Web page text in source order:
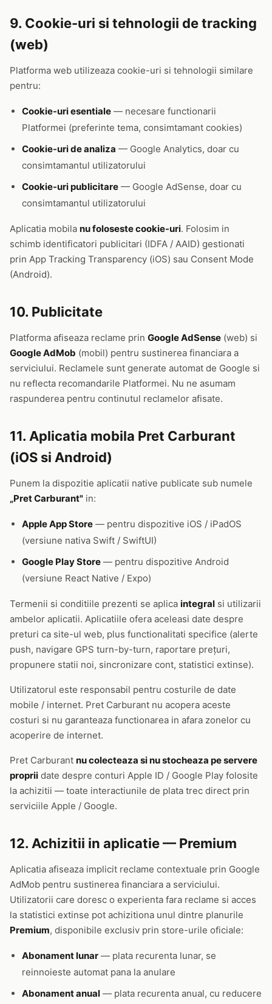
9. Cookie-uri si tehnologii de tracking
(web)
Platforma web utilizeaza cookie-uri si tehnologii similare
pentru:
Cookie-uri esentiale — necesare functionarii
Platformei (preferinte tema, consimtamant cookies)
Cookie-uri de analiza — Google Analytics, doar cu
consimtamantul utilizatorului
Cookie-uri publicitare — Google AdSense, doar cu
consimtamantul utilizatorului
Aplicatia mobila nu foloseste cookie-uri. Folosim in
schimb identificatori publicitari (IDFA / AAID) gestionati
prin App Tracking Transparency (iOS) sau Consent Mode
(Android).
10. Publicitate
Platforma afiseaza reclame prin Google AdSense (web) si
Google AdMob (mobil) pentru sustinerea financiara a
serviciului. Reclamele sunt generate automat de Google si
nu reflecta recomandarile Platformei. Nu ne asumam
raspunderea pentru continutul reclamelor afisate.
11. Aplicatia mobila Pret Carburant
(iOS si Android)
Punem la dispozitie aplicatii native publicate sub numele
„Pret Carburant" in:
Apple App Store — pentru dispozitive iOS / iPadOS
(versiune nativa Swift / SwiftUI)
Google Play Store — pentru dispozitive Android
(versiune React Native / Expo)
Termenii si conditiile prezenti se aplica integral si utilizarii
ambelor aplicatii. Aplicatiile ofera aceleasi date despre
preturi ca site-ul web, plus functionalitati specifice (alerte
push, navigare GPS turn-by-turn, raportare prețuri,
propunere statii noi, sincronizare cont, statistici extinse).
Utilizatorul este responsabil pentru costurile de date
mobile / internet. Pret Carburant nu acopera aceste
costuri si nu garanteaza functionarea in afara zonelor cu
acoperire de internet.
Pret Carburant nu colecteaza si nu stocheaza pe servere
proprii date despre conturi Apple ID / Google Play folosite
la achizitii — toate interactiunile de plata trec direct prin
serviciile Apple / Google.
12. Achizitii in aplicatie — Premium
Aplicatia afiseaza implicit reclame contextuale prin Google
AdMob pentru sustinerea financiara a serviciului.
Utilizatorii care doresc o experienta fara reclame si acces
la statistici extinse pot achizitiona unul dintre planurile
Premium, disponibile exclusiv prin store-urile oficiale:
Abonament lunar — plata recurenta lunar, se
reinnoieste automat pana la anulare
Abonament anual — plata recurenta anual, cu reducere